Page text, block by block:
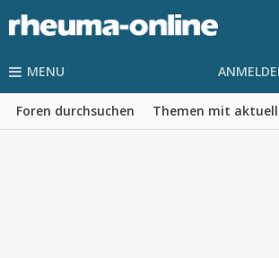
MENU
Foren durchsuchen Themen mit